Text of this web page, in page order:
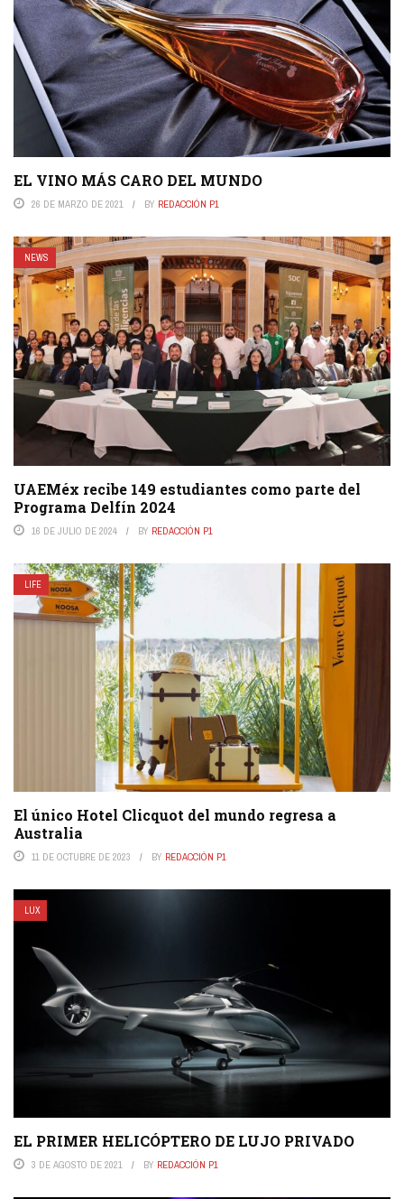
EL VINO MÁS CARO DEL MUNDO
26 DE MARZO DE 2021 BY REDACCIÓN P1
NEWS
UAEMéx recibe 149 estudiantes como parte del
Programa Delfín 2024
16 DE JULIO DE 2024 BY REDACCIÓN P1
LIFE
El único Hotel Clicquot del mundo regresa a
Australia
11 DE OCTUBRE DE 2023 BY REDACCIÓN P1
LUX
EL PRIMER HELICÓPTERO DE LUJO PRIVADO
3 DE AGOSTO DE 2021 BY REDACCIÓN P1